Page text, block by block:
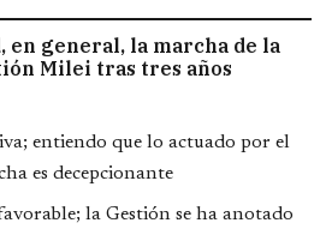
en general, la marcha de la
Milei tras tres años
entiendo que lo actuado por el
es decepcionante
la Gestión se ha anotado